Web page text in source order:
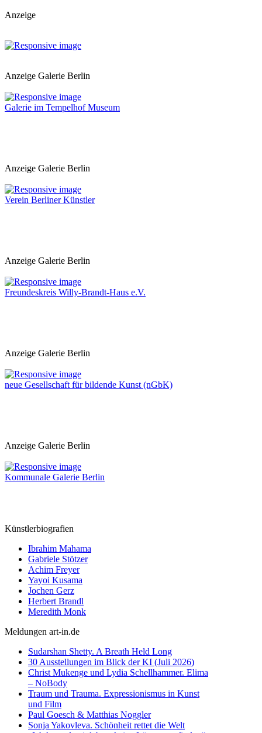
Anzeige
Anzeige Galerie Berlin
Galerie im Tempelhof Museum
Anzeige Galerie Berlin
Verein Berliner Künstler
Anzeige Galerie Berlin
Freundeskreis Willy-Brandt-Haus e.V.
Anzeige Galerie Berlin
neue Gesellschaft für bildende Kunst (nGbK)
Anzeige Galerie Berlin
Kommunale Galerie Berlin
Künstlerbiografien
Ibrahim Mahama
Gabriele Stötzer
Achim Freyer
Yayoi Kusama
Jochen Gerz
Herbert Brandl
Meredith Monk
Meldungen art-in.de
Sudarshan Shetty. A Breath Held Long
30 Ausstellungen im Blick der KI (Juli 2026)
Christ Mukenge und Lydia Schellhammer. Elima
– NoBody
Traum und Trauma. Expressionismus in Kunst
und Film
Paul Goesch & Matthias Noggler
Sonja Yakovleva. Schönheit rettet die Welt